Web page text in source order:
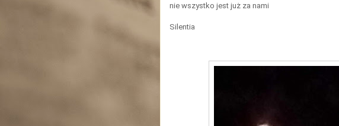
nie wszystko jest już za nami
Silentia